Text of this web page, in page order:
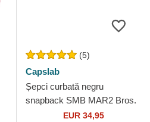
(5)
Capslab
Șepci curbată negru
snapback SMB MAR2 Bros.
Mario Super Mario Bros. de
EUR 34,95